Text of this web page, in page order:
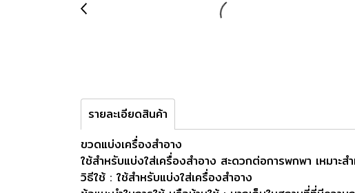
รายละเอียดสินค้า
ขวดแบ่งเครื่องสำอาง
ใช้สำหรับแบ่งใส่เครื่องสำอาง สะดวกต่อการพกพา เหมา
วิธีใช้ : ใช้สำหรับแบ่งใส่เครื่องสำอาง